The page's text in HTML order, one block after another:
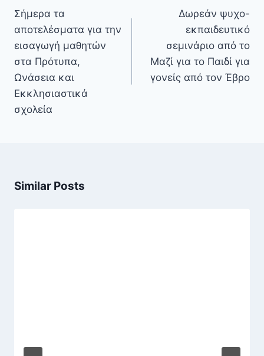
άρθρων
Σήμερα τα
αποτελέσματα για την
εισαγωγή μαθητών
στα Πρότυπα,
Ωνάσεια και
Εκκλησιαστικά
σχολεία
Δωρεάν ψυχο-
εκπαιδευτικό
σεμινάριο από το
Μαζί για το Παιδί για
γονείς από τον Έβρο
Similar Posts